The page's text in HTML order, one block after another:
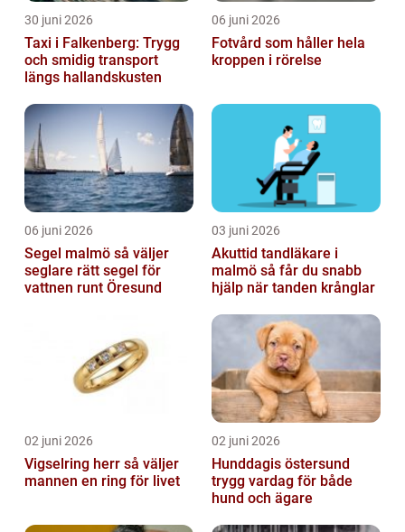
30 juni 2026
Taxi i Falkenberg: Trygg
och smidig transport
längs hallandskusten
06 juni 2026
Fotvård som håller hela
kroppen i rörelse
06 juni 2026
Segel malmö så väljer
seglare rätt segel för
vattnen runt Öresund
03 juni 2026
Akuttid tandläkare i
malmö så får du snabb
hjälp när tanden krånglar
02 juni 2026
Vigselring herr så väljer
mannen en ring för livet
02 juni 2026
Hunddagis östersund
trygg vardag för både
hund och ägare